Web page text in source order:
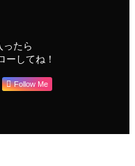
ったら
ーしてね！
Follow Me